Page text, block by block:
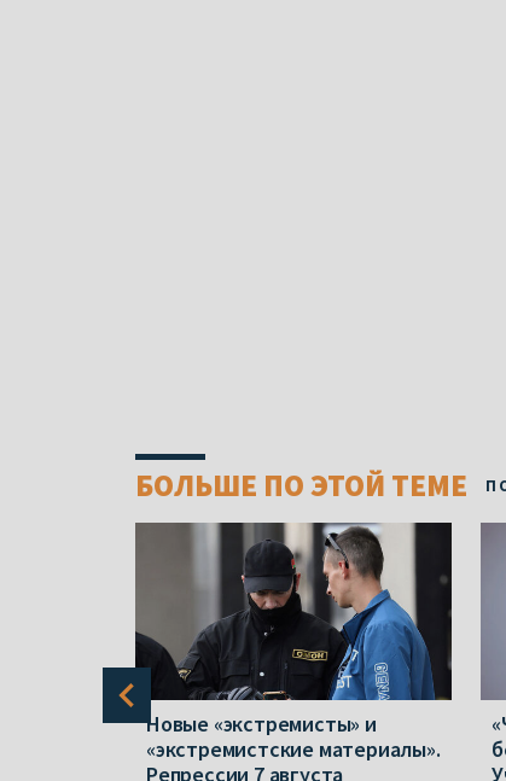
БОЛЬШЕ ПО ЭТОЙ ТЕМЕ
Новые «экстремисты» и
«экстремистские материалы».
Репрессии 7 августа